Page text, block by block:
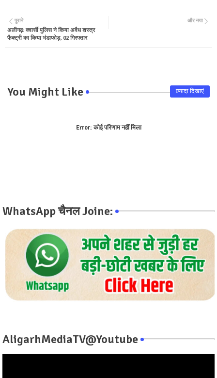
ter
और नया
पुराने
अलीगढ़: क्वार्सी पुलिस ने किया अवैध शस्त्र
फैक्ट्री का किया भंडाफोड़, 02 गिरफ्तार
You Might Like ज़्यादा दिखाएं
Error:कोई परिणाम नहीं मिला
WhatsApp चैनल Joine:
AligarhMediaTV@Youtube